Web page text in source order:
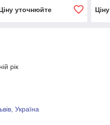
уточнюйте
рік
Україна